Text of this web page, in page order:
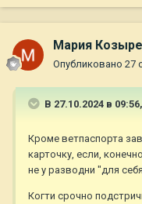
Мария
Опубликовано 27
В 27.10.2024 в 09:56,
Кроме ветпаспорта
карточку, если,
не у разводни "для
Когти срочно